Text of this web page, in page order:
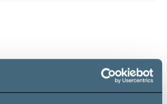
Bor Késői Szüretelésű Édes Bor